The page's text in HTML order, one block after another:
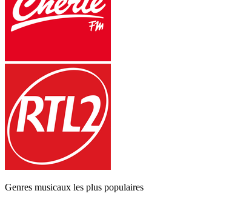
Genres musicaux les plus populaires